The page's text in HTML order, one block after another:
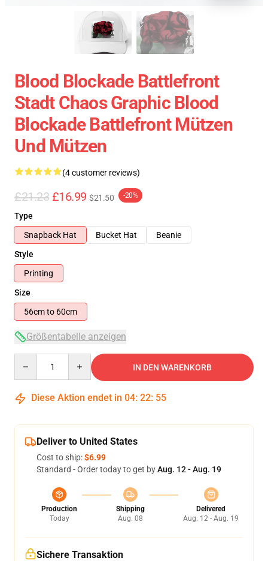
Blood Blockade Battlefront
Stadt Chaos Graphic Blood
Blockade Battlefront Mützen
Und Mützen
(4 customer reviews)
£21.23 £16.99 $21.50 -20%
Type
Snapback Hat
Bucket Hat
Beanie
Style
Printing
Size
56cm to 60cm
Größentabelle anzeigen
IN DEN WARENKORB
Diese Aktion endet in 04: 22: 55
Deliver to United States
Cost to ship:$6.99
Standard - Order today to get byAug. 12 - Aug. 19
Production
Today
Shipping
Aug. 08
Delivered
Aug. 12 - Aug. 19
Sichere Transaktion